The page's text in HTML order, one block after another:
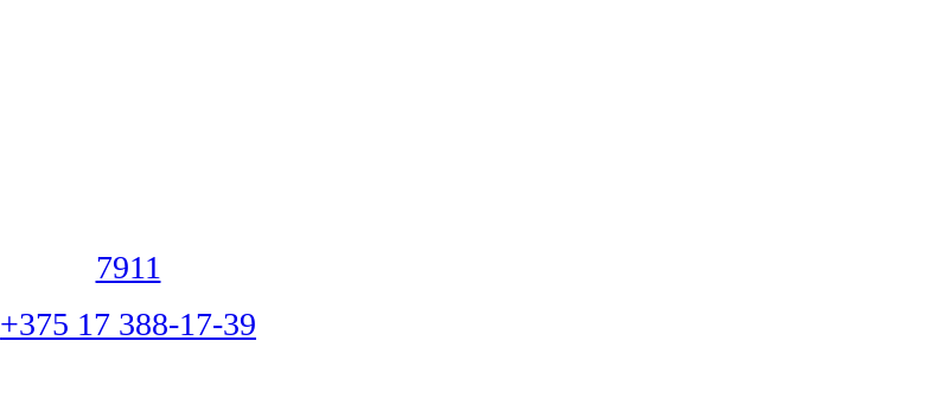
7911
+375 17 388-17-39